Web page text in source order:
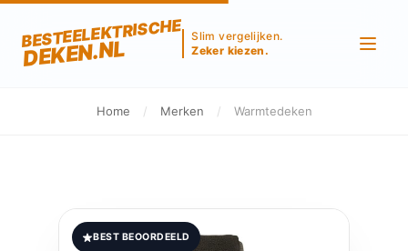
BESTEELEKTRISCHE
DEKEN.NL
Slim vergelijken.
Zeker kiezen.
Home / Merken / Warmtedeken
BEST BEOORDEELD